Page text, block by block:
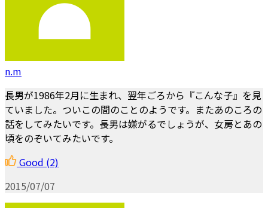
n.m
長男が1986年2月に生まれ、翌年ごろから『こんな子』を見
ていました。ついこの間のことのようです。またあのころの
話をしてみたいです。長男は嫌がるでしょうが、女房とあの
頃をのぞいてみたいです。
Good (2)
2015/07/07